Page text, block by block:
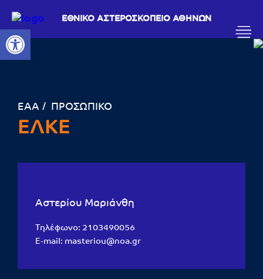
Ανοίξτε τη γραμμή εργαλείων
ΕΘΝΙΚΟ ΑΣΤΕΡΟΣΚΟΠΕΙΟ ΑΘΗΝΩΝ
ΕΑΑ ΠΡΟΣΩΠΙΚΟ
ΕΛΚΕ
Αστερίου Μαριάνθη
Τηλέφωνο: 2103490056
E-mail: masteriou@noa.gr